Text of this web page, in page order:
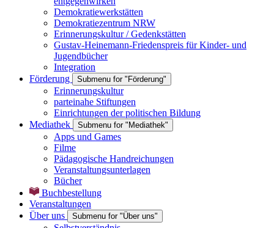
Demokratiewerkstätten
Demokratiezentrum NRW
Erinnerungskultur / Gedenkstätten
Gustav-Heinemann-Friedenspreis für Kinder- und
Jugendbücher
Integration
Förderung
Submenu for "Förderung"
Erinnerungskultur
parteinahe Stiftungen
Einrichtungen der politischen Bildung
Mediathek
Submenu for "Mediathek"
Apps und Games
Filme
Pädagogische Handreichungen
Veranstaltungsunterlagen
Bücher
Buchbestellung
Veranstaltungen
Über uns
Submenu for "Über uns"